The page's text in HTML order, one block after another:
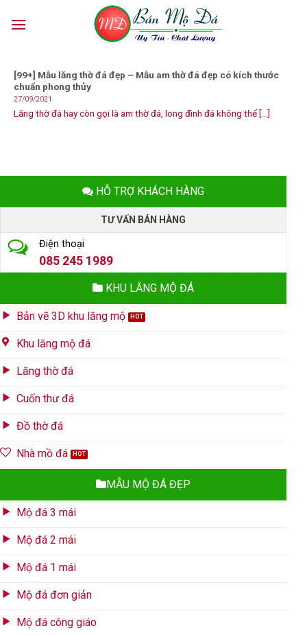
HỖ TRỢ KHÁCH HÀNG
TƯ VẤN BÁN HÀNG
Điện thoại
085 245 1989
KHU LĂNG MỘ ĐÁ
Bản vẽ 3D khu lăng mộ
Khu lăng mộ đá
Lăng thờ đá
Cuốn thư đá
Đồ thờ đá
Nhà mồ đá
MẪU MỘ ĐÁ ĐẸP
Mộ đá 3 mái
Mộ đá 2 mái
Mộ đá 1 mái
Mộ đá đơn giản
Mộ đá công giáo
[99+] Mẫu lăng thờ đá đẹp – Mẫu am thờ đá đẹp có kích thước
chuẩn phong thủy
27/09/2021
Lăng thờ đá hay còn gọi là am thờ đá, long đình đá không thể [...]